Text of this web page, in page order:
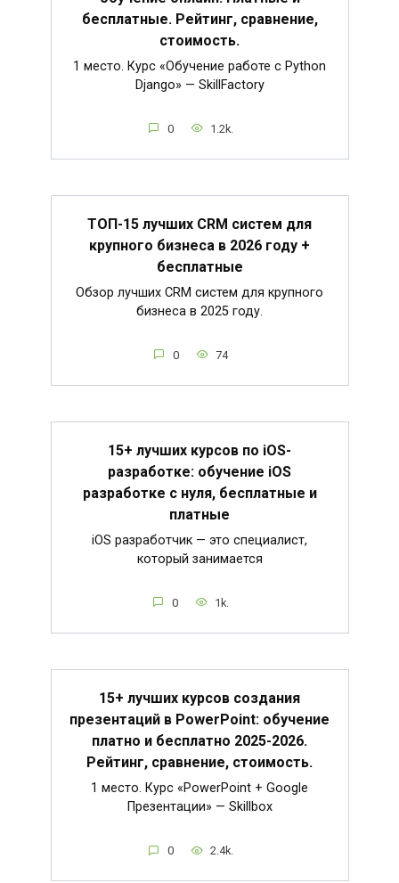
бесплатные. Рейтинг, сравнение,
стоимость.
1 место. Курс «Обучение работе с Python
Django» — SkillFactory
0 1.2k.
ТОП-15 лучших CRM систем для
крупного бизнеса в 2026 году +
бесплатные
Обзор лучших CRM систем для крупного
бизнеса в 2025 году.
0 74
15+ лучших курсов по iOS-
разработке: обучение iOS
разработке с нуля, бесплатные и
платные
iOS разработчик — это специалист,
который занимается
0 1k.
15+ лучших курсов создания
презентаций в PowerPoint: обучение
платно и бесплатно 2025-2026.
Рейтинг, сравнение, стоимость.
1 место. Курс «PowerPoint + Google
Презентации» — Skillbox
0 2.4k.